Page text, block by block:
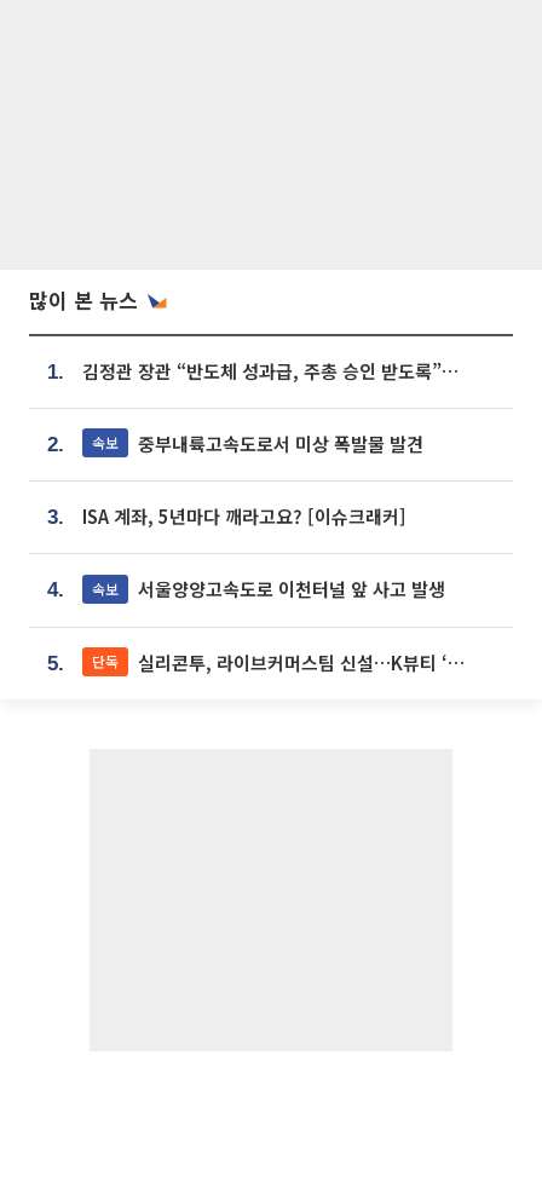
많이 본 뉴스
1. 김정관 장관 “반도체 성과급, 주총 승인 받도록”…상법·자본시장법 개정 시사
2. 속보 중부내륙고속도로서 미상 폭발물 발견
3. ISA 계좌, 5년마다 깨라고요? [이슈크래커]
4. 속보 서울양양고속도로 이천터널 앞 사고 발생
5. 단독 실리콘투, 라이브커머스팀 신설…K뷰티 ‘글로벌 판매망’ 확대[K뷰티 라방戰]